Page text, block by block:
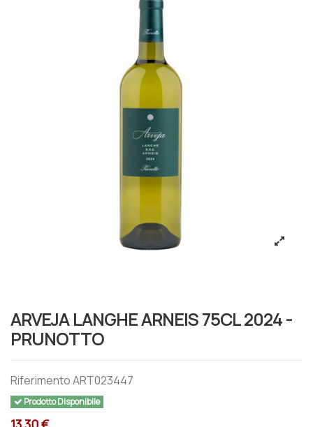
ARVEJA LANGHE ARNEIS 75CL 2024 -
PRUNOTTO
RiferimentoART023447
Prodotto Disponibile